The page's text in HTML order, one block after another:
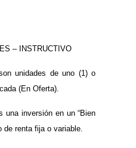
– INSTRUCTIVO
unidades de uno (1) o
(En Oferta).
una inversión en un “Bien
de renta fija o variable.